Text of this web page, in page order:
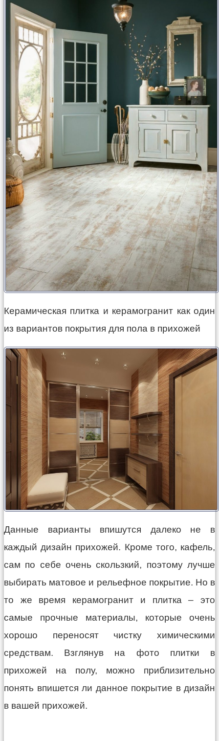
Керамическая плитка и керамогранит как один
из вариантов покрытия для пола в прихожей
Данные варианты впишутся далеко не в
каждый дизайн прихожей. Кроме того, кафель,
сам по себе очень скользкий, поэтому лучше
выбирать матовое и рельефное покрытие. Но в
то же время керамогранит и плитка – это
самые прочные материалы, которые очень
хорошо переносят чистку химическими
средствам. Взглянув на фото плитки в
прихожей на полу, можно приблизительно
понять впишется ли данное покрытие в дизайн
в вашей прихожей.